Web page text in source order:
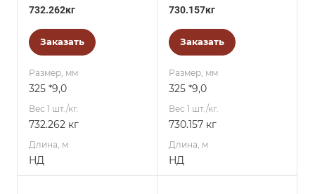
732.262кг
Заказать
Размер, мм
325 *9,0
Вес 1 шт./кг.
732.262 кг
Длина, м
НД
730.157кг
Заказать
Размер, мм
325 *9,0
Вес 1 шт./кг.
730.157 кг
Длина, м
НД